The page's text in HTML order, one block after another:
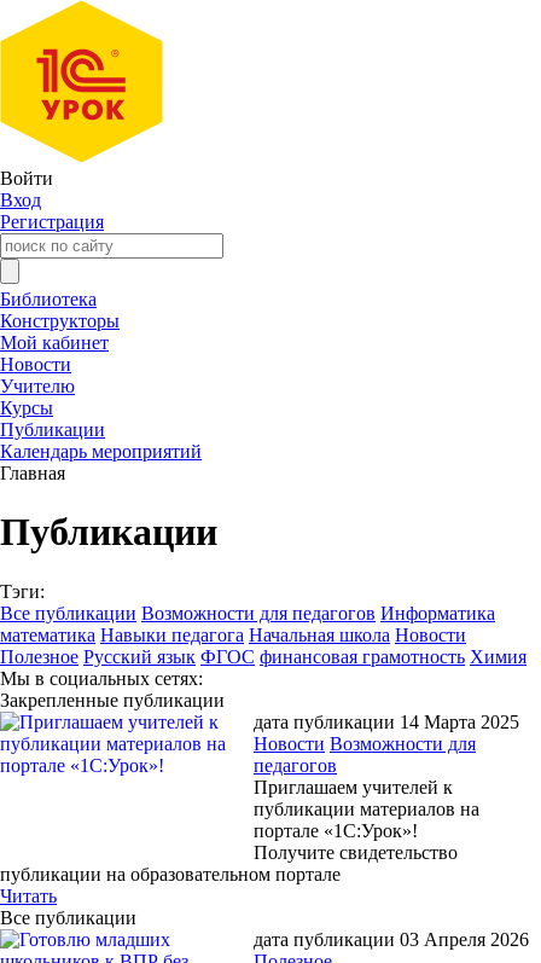
Войти
Вход
Регистрация
Библиотека
Конструкторы
Мой кабинет
Новости
Учителю
Курсы
Публикации
Календарь мероприятий
Главная
Публикации
Тэги:
Все публикации Возможности для педагогов Информатика
математика Навыки педагога Начальная школа Новости
Полезное Русский язык ФГОС финансовая грамотность Химия
Мы в социальных сетях:
Закрепленные публикации
дата публикации 14 Марта 2025
Новости Возможности для
педагогов
Приглашаем учителей к
публикации материалов на
портале «1С:Урок»!
Получите свидетельство
публикации на образовательном портале
Читать
Все публикации
дата публикации 03 Апреля 2026